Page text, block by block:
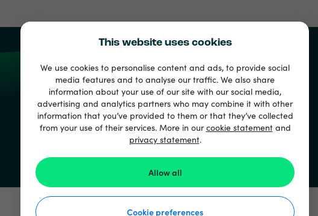
This website uses cookies
We use cookies to personalise content and ads, to provide social
media features and to analyse our traffic. We also share
information about your use of our site with our social media,
advertising and analytics partners who may combine it with other
information that you’ve provided to them or that they’ve collected
from your use of their services. More in ourcookie statementand
privacy statement.
Allow all
Cookie preferences